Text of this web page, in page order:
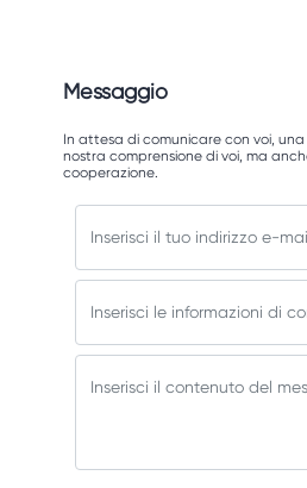
Messaggio
In attesa di comunicare con voi, una
nostra comprensione di voi, ma
cooperazione.